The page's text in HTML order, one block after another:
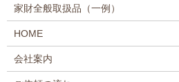
家財全般取扱品（一例）
HOME
会社案内